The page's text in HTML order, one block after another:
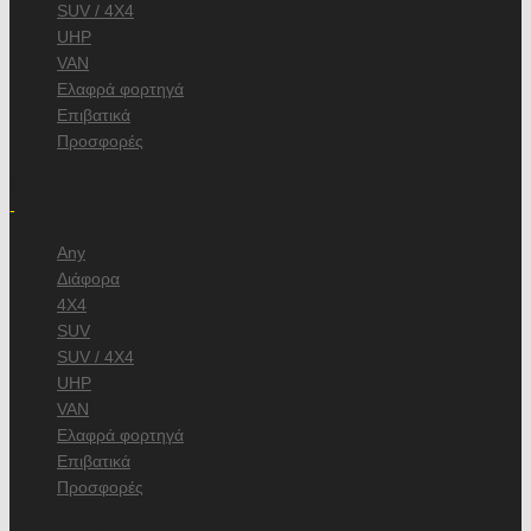
SUV / 4X4
UHP
VAN
Ελαφρά φορτηγά
Επιβατικά
Προσφορές
-
Any
Διάφορα
4X4
SUV
SUV / 4X4
UHP
VAN
Ελαφρά φορτηγά
Επιβατικά
Προσφορές